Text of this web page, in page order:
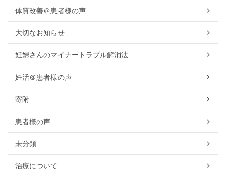
体質改善＠患者様の声
大切なお知らせ
妊婦さんのマイナートラブル解消法
妊活＠患者様の声
寄附
患者様の声
未分類
治療について